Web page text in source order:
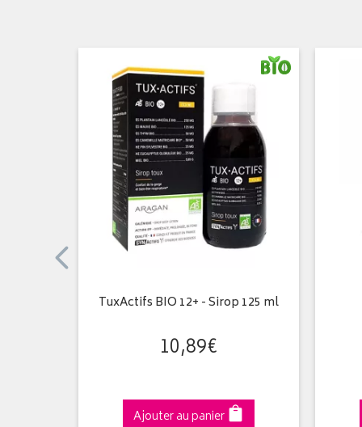
TuxActifs BIO 12+ - Sirop 125 ml
10,89€
Ajouter au panier